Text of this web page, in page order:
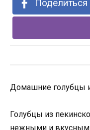
Домашние голубцы
Голубцы из
нежными и